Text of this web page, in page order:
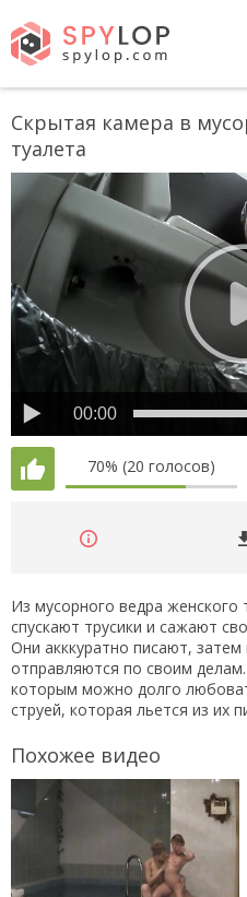
Скрытая камера в
туалета
00:00
70% (20 голосов)
Из мусорного ведра женского
спускают трусики и сажают
Они акккуратно писают,
отправляются по своим
которым можно долго
струей, которая льется из их
Похожее видео